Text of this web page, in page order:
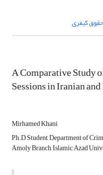
حقوق کیفری
A Comparative Study
Sessions in Iranian
Mirhamed Khani
Ph.D Student, Department of
Amoly Branch, Islamic Azad